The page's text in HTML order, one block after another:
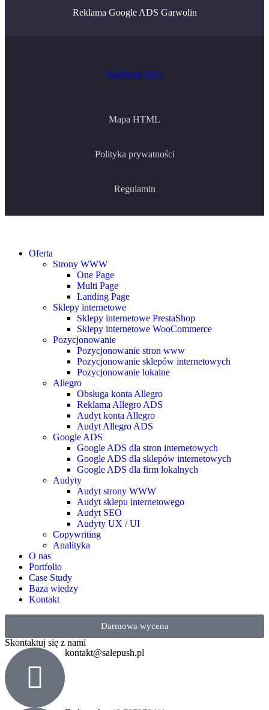
Reklama Google ADS Garwolin
SalePush 2025
Mapa HTML
Polityka prywatności
Regulamin
Oferta
Strony WWW
One Page
Multi Page
Landing Page
Sklepy internetowe
Sklepy internetowe PrestaShop
Sklepy internetowe WooCommerce
Pozycjonowanie
Pozycjonowanie stron www
Pozycjonowanie sklepów internetowych
Pozycjonowanie lokalne
Allegro
Obsługa konta Allegro
Reklama Allegro ADS
Audyt konta Allegro
Audyt Allegro ADS
Google ADS
Google ADS dla stron internetowych
Google ADS dla sklepów internetowych
Google ADS dla firm lokalnych
Audyty
Audyt strony WWW
Audyt sklepu internetowego
Audyt SEO
Audyty UX / UI
Copywriting
Analityka
O nas
Portfolio
Case Study
Baza wiedzy
Kontakt
Darmowa wycena
Skontaktuj się z nami
kontakt@salepush.pl